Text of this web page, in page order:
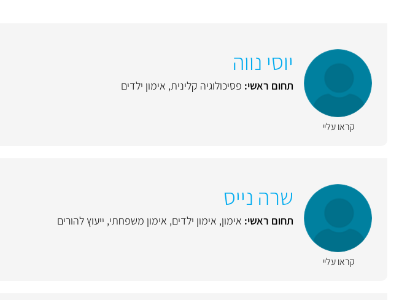
קראו עליי
יוסי נווה
תחום ראשי: פסיכולוגיה קלינית, אימון ילדים
קראו עליי
שרה נייס
תחום ראשי: אימון, אימון ילדים, אימון משפחתי, ייעוץ להורים